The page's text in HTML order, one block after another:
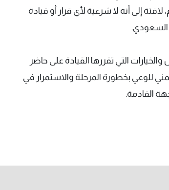
إلى أنه لا شرعية لأي قرار أو قيادة
السعودي.
التي تقررها القيادة على حاضر
للوعي بخطورة المرحلة والاستمرار في
القادمة.